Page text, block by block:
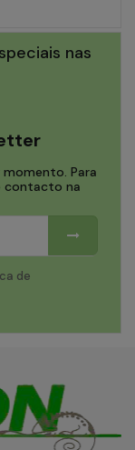
nas
Para
contacto na
de